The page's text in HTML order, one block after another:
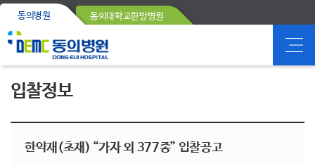
동의병원 동의대학교한방병원
입찰정보
한약재(초재) “가자 외 377종” 입찰공고